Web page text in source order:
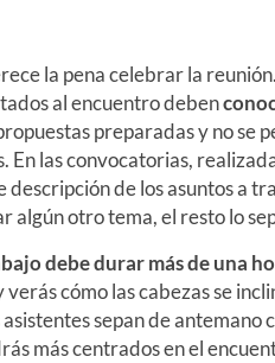
la pena celebrar la
al encuentro deben
preparadas y no
En las convocatorias,
de los asuntos a
algún otro tema, el resto lo
debe durar más de una
cómo las cabezas se
sepan de
más centrados en el